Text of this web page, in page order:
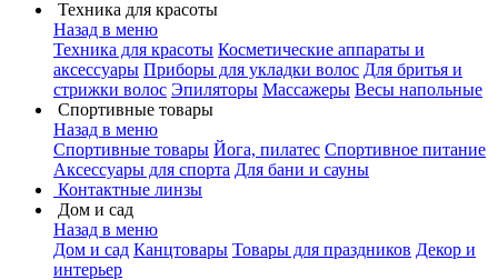
Техника для красоты
Назад в меню
Техника для красоты Косметические аппараты и
аксессуары Приборы для укладки волос Для бритья и
стрижки волос Эпиляторы Массажеры Весы напольные
Спортивные товары
Назад в меню
Спортивные товары Йога, пилатес Спортивное питание
Аксессуары для спорта Для бани и сауны
Контактные линзы
Дом и сад
Назад в меню
Дом и сад Канцтовары Товары для праздников Декор и
интерьер